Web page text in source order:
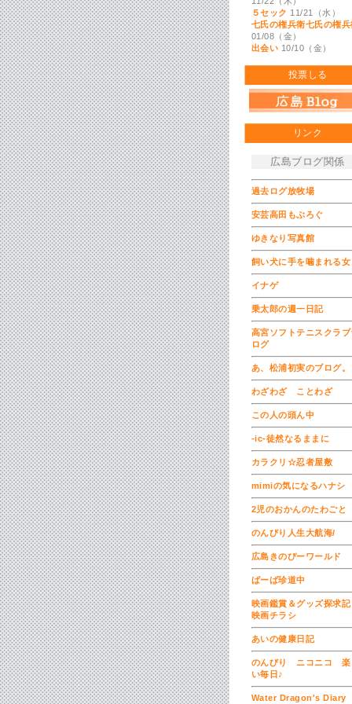
５セック 11/21（水）
七氏の権兵衛七氏の権兵
01/08（金）
出会い 10/10（金）
投票しる
リンク
広島ブログ関係
過去ログ放牧場
安芸高田もぶろぐ
ゆきなり写真館
飼い犬に手を噛まれる女
イナゲ
乗太郎の週一日記
高宮ソフトテニスクラ
ログ
あ、松浦初実のブログ。
わざわざ ことわざ
この人の頭ん中
-ic-徒然なるままに
カラクリ☆忍者屋敷
mimiの気になるハナシ
2児のおかんのたわごと
のんびり人生大航海/
広島きのぴーワールド
ばーば珍道中
映画鑑賞＆グッズ探求
映画チラシ
あいの健康日記
のんびり ニコニコ 楽
い毎日♪
Water Dragon's Diary